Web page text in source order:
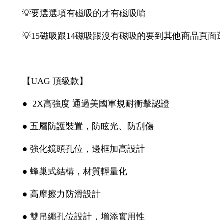
💡要選選項有磁吸的才有磁吸唷
💡15磁吸跟14磁吸跟沒有磁吸的要到其他商品頁面
【UAG 頂級款】
● 2X高強度 通過美國軍規耐衝擊認證
● 五層防護裝置，防眩光、防刮傷
● 強化鏡頭孔位，邊框加高設計
● 蜂巢式結構，材質輕量化
● 高摩擦力防滑設計
● 雙吊繩孔位設計，增添實用性